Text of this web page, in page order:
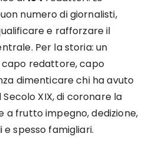
numero di giornalisti,
e rafforzare il
Per la storia: un
redattore, capo
dimenticare chi ha avuto
XIX, di coronare la
a frutto impegno, dedizione,
spesso famigliari.